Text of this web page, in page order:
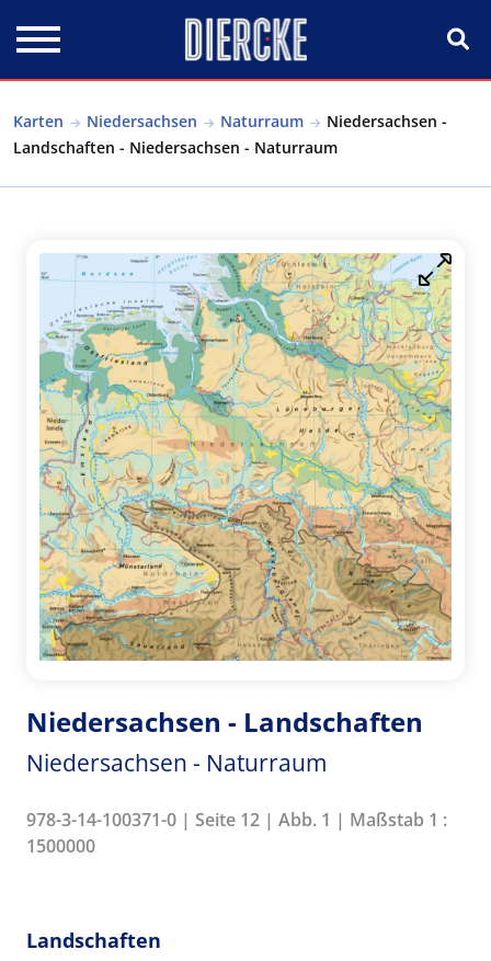
Karten Niedersachsen Naturraum
Niedersachsen -
Landschaften - Niedersachsen - Naturraum
Niedersachsen - Landschaften
Niedersachsen - Naturraum
978-3-14-100371-0 | Seite 12 | Abb. 1 | Maßstab 1 :
1500000
Landschaften